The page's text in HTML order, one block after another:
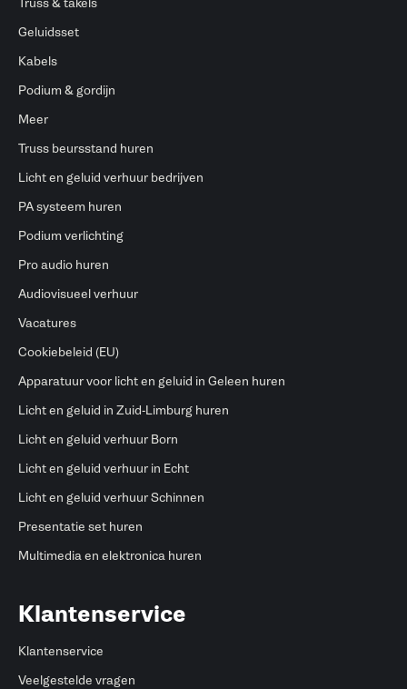
Geluidsset
Kabels
Podium & gordijn
Meer
Truss beursstand huren
Licht en geluid verhuur bedrijven
PA systeem huren
Podium verlichting
Pro audio huren
Audiovisueel verhuur
Vacatures
Cookiebeleid (EU)
Apparatuur voor licht en geluid in Geleen huren
Licht en geluid in Zuid-Limburg huren
Licht en geluid verhuur Born
Licht en geluid verhuur in Echt
Licht en geluid verhuur Schinnen
Presentatie set huren
Multimedia en elektronica huren
Klantenservice
Klantenservice
Veelgestelde vragen